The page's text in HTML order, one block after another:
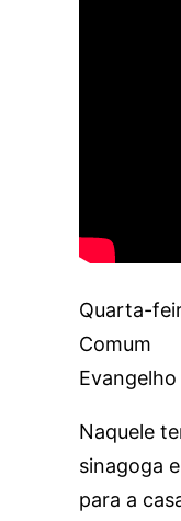
Quarta-
Comum
Naquele
sinagoga
para a